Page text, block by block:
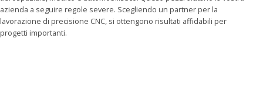
azienda a seguire regole severe. Scegliendo un partner per la
lavorazione di precisione CNC, si ottengono risultati affidabili per
progetti importanti.